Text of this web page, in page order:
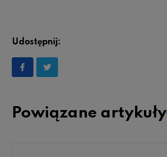
Udostępnij:
Powiązane artykuły